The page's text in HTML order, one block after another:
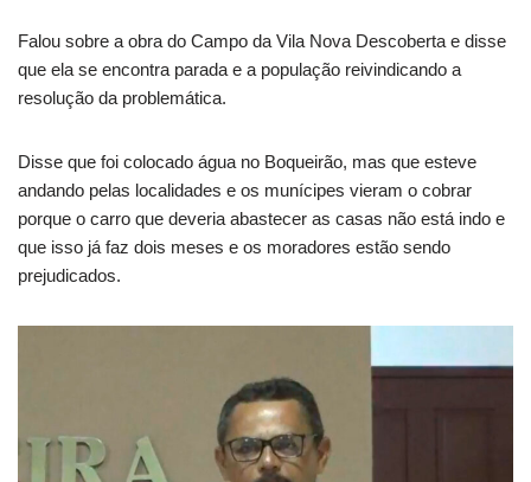
Falou sobre a obra do Campo da Vila Nova Descoberta e disse
que ela se encontra parada e a população reivindicando a
resolução da problemática.
Disse que foi colocado água no Boqueirão, mas que esteve
andando pelas localidades e os munícipes vieram o cobrar
porque o carro que deveria abastecer as casas não está indo e
que isso já faz dois meses e os moradores estão sendo
prejudicados.